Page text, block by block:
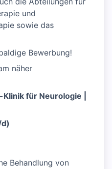
und
sowie das
Bewerbung!
näher
für Neurologie |
Behandlung von